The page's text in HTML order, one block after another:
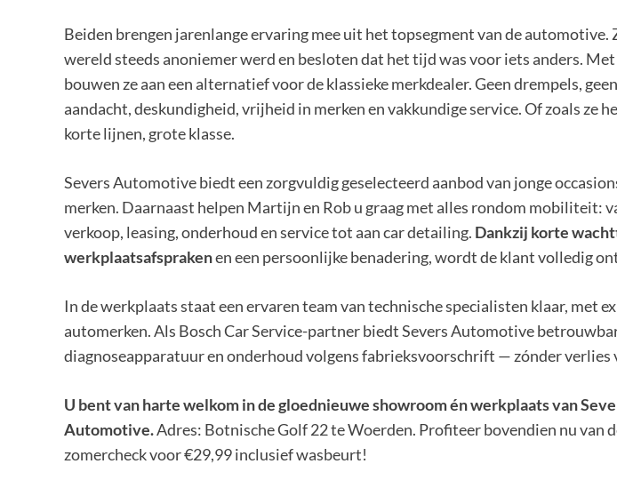
Beiden brengen jarenlange ervaring mee uit het topsegment van de automotive.
wereld steeds anoniemer werd en besloten dat het tijd was voor iets anders.
bouwen ze aan een alternatief voor de klassieke merkdealer. Geen drempels,
aandacht, deskundigheid, vrijheid in merken en vakkundige service. Of zoals ze
korte lijnen, grote klasse.
Severs Automotive biedt een zorgvuldig geselecteerd aanbod van jonge
merken. Daarnaast helpen Martijn en Rob u graag met alles rondom mobiliteit:
verkoop, leasing, onderhoud en service tot aan car detailing. Dankzij korte
werkplaatsafsprakenen een persoonlijke benadering, wordt de klant volledig
In de werkplaats staat een ervaren team van technische specialisten klaar, met
automerken. Als Bosch Car Service-partner biedt Severs Automotive
diagnoseapparatuur en onderhoud volgens fabrieksvoorschrift — zónder verlies
U bent van harte welkom in de gloednieuwe showroom én werkplaats van
Automotive.Adres: Botnische Golf 22 te Woerden. Profiteer bovendien nu van
zomercheck voor €29,99 inclusief wasbeurt!